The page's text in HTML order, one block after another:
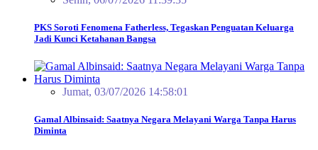
PKS Soroti Fenomena Fatherless, Tegaskan Penguatan Keluarga
Jadi Kunci Ketahanan Bangsa
Jumat, 03/07/2026 14:58:01
Gamal Albinsaid: Saatnya Negara Melayani Warga Tanpa Harus
Diminta